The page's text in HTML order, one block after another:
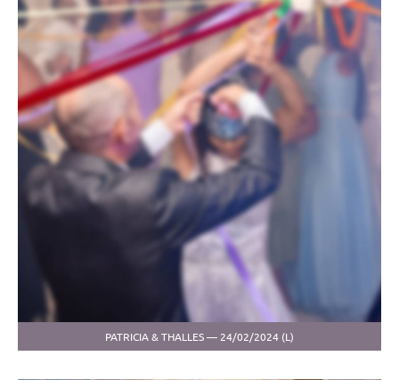
PATRICIA & THALLES — 24/02/2024 (L)